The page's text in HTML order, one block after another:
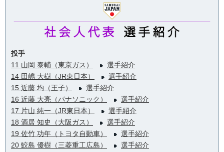
投手
11 山岡 泰輔（東京ガス）
選手紹介
14 田嶋 大樹（JR東日本）
選手紹介
15 近藤 均（王子）
選手紹介
16 近藤 大亮（パナソニック）
選手紹介
17 片山 純一（JR東日本）
選手紹介
18 酒居 知史（大阪ガス）
選手紹介
19 佐竹 功年（トヨタ自動車）
選手紹介
20 鮫島 優樹（三菱重工広島）
選手紹介